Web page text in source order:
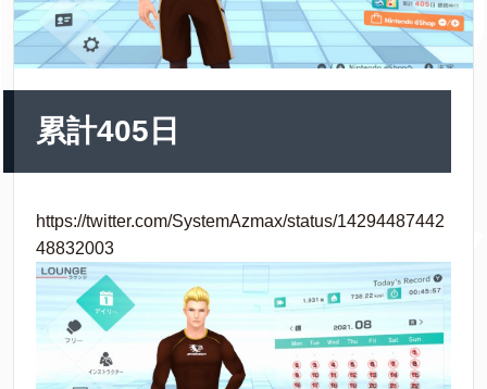
累計405日
https://twitter.com/SystemAzmax/status/14294487442
48832003